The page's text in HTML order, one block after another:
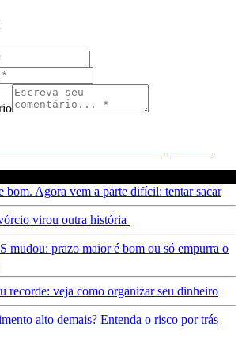
bom. Agora vem a parte difícil: tentar sacar
virou outra história
mudou: prazo maior é bom ou só empurra o
recorde: veja como organizar seu dinheiro
alto demais? Entenda o risco por trás